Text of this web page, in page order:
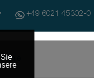
+49 6021 45302-0